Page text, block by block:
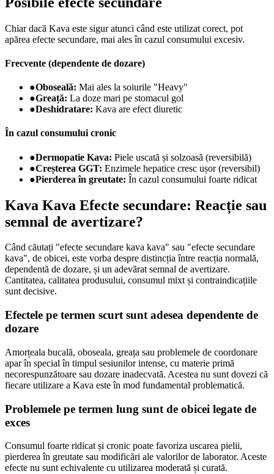
Chiar dacă Kava este sigur atunci când este utilizat corect, pot
apărea efecte secundare, mai ales în cazul consumului excesiv.
Frecvente (dependente de dozare)
●Oboseală: Mai ales la soiurile "Heavy"
●Greață: La doze mari pe stomacul gol
●Deshidratare: Kava are efect diuretic
În cazul consumului cronic
●Dermopatie Kava: Piele uscată și solzoasă (reversibilă)
●Creșterea GGT: Enzimele hepatice cresc ușor (reversibil)
●Pierderea în greutate: În cazul consumului foarte ridicat
Kava Kava Efecte secundare: Reacție sau
semnal de avertizare?
Când căutați "efecte secundare kava kava" sau "efecte secundare
kava", de obicei, este vorba despre distincția între reacția normală,
dependentă de dozare, și un adevărat semnal de avertizare.
Cantitatea, calitatea produsului, consumul mixt și contraindicațiile
sunt decisive.
Efectele pe termen scurt sunt adesea dependente de
dozare
Amorțeala bucală, oboseala, greața sau problemele de coordonare
apar în special în timpul sesiunilor intense, cu materie primă
necorespunzătoare sau dozare inadecvată. Acestea nu sunt dovezi că
fiecare utilizare a Kava este în mod fundamental problematică.
Problemele pe termen lung sunt de obicei legate de
exces
Consumul foarte ridicat și cronic poate favoriza uscarea pielii,
pierderea în greutate sau modificări ale valorilor de laborator. Aceste
efecte nu sunt echivalente cu utilizarea moderată și curată.